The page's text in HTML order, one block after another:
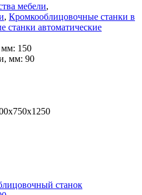
мебели,
, Кромкооблицовочные станки в
станки автоматические
мм: 150
мм: 90